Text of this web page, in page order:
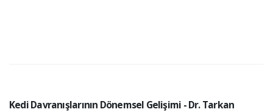
Kedi Davranışlarının Dönemsel Gelişimi - Dr. Tarkan